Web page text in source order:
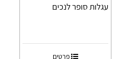
עגלות סופר לנכים
פרטים